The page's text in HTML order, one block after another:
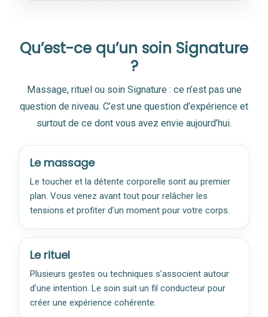
Qu’est-ce qu’un soin Signature
?
Massage, rituel ou soin Signature : ce n’est pas une
question de niveau. C’est une question d’expérience et
surtout de ce dont vous avez envie aujourd’hui.
Le massage
Le toucher et la détente corporelle sont au premier
plan. Vous venez avant tout pour relâcher les
tensions et profiter d’un moment pour votre corps.
Le rituel
Plusieurs gestes ou techniques s’associent autour
d’une intention. Le soin suit un fil conducteur pour
créer une expérience cohérente.